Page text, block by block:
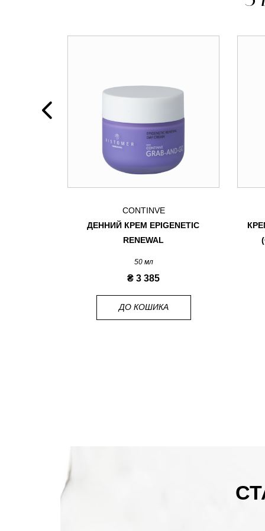
CONTINVE
ДЕННИЙ КРЕМ EPIGENETIC
RENEWAL
50 мл
₴ 3 385
ДО КОШИКА